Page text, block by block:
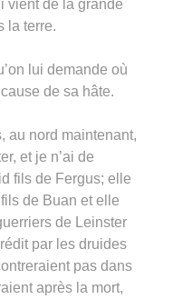
vient de la grande
la terre.
lui demande où
de sa hâte.
au nord maintenant,
et je n’ai de
fils de Fergus; elle
de Buan et elle
de Leinster
par les druides
pas dans
après la mort,